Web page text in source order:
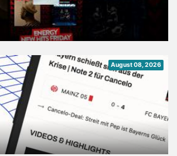
August 08, 2026